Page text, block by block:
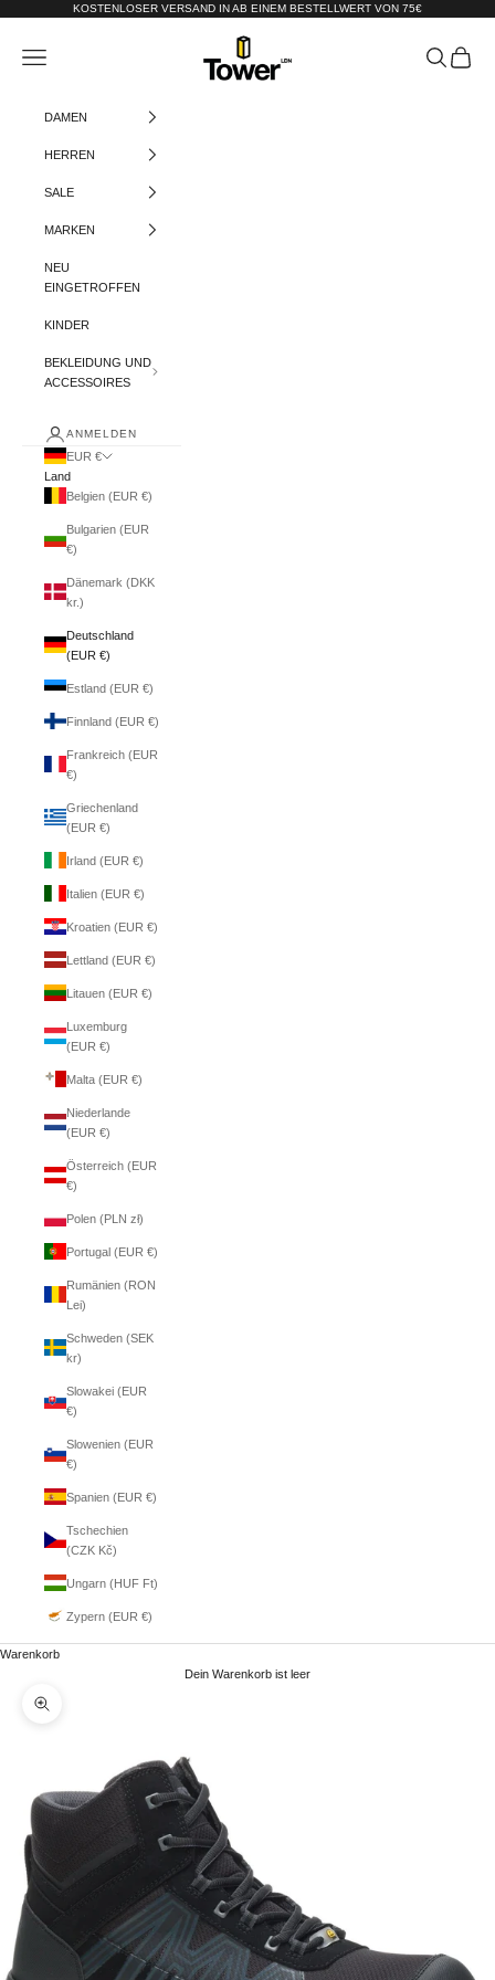
Zum Inhalt springenKOSTENLOSER VERSAND IN AB EINEM BESTELLWERT VON 75€
Tower-London.De
Menü Suchen
DAMEN
HERREN
SALE
MARKEN
NEU
EINGETROFFEN
KINDER
BEKLEIDUNG UND
ACCESSOIRES
ANMELDEN
EUR €
Land
Belgien (EUR €)
Bulgarien (EUR
€)
Dänemark (DKK
kr.)
Deutschland
(EUR €)
Estland (EUR €)
Finnland (EUR €)
Frankreich (EUR
€)
Griechenland
(EUR €)
Irland (EUR €)
Italien (EUR €)
Kroatien (EUR €)
Lettland (EUR €)
Litauen (EUR €)
Luxemburg
(EUR €)
Malta (EUR €)
Niederlande
(EUR €)
Österreich (EUR
€)
Polen (PLN zł)
Portugal (EUR €)
Rumänien (RON
Lei)
Schweden (SEK
kr)
Slowakei (EUR
€)
Slowenien (EUR
€)
Spanien (EUR €)
Tschechien
(CZK Kč)
Ungarn (HUF Ft)
Zypern (EUR €)
Warenkorb
Dein Warenkorb ist leer
Bild vergrößern